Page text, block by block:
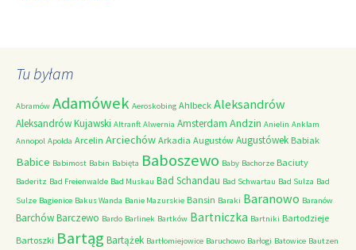
Tu byłam
Abramów Adamówek Aeroskobing Ahlbeck Aleksandrów
Aleksandrów Kujawski Altranft Alwernia Amsterdam Andzin Anielin Anklam
Annopol Apolda Arcelin Arciechów Arkadia Augustów Augustówek Babiak
Babice Babimost Babin Babięta Baboszewo Baby Bachorze Baciuty
Baderitz Bad Freienwalde Bad Muskau Bad Schandau Bad Schwartau Bad Sulza Bad
Sulze Bagienice Bakus Wanda Banie Mazurskie Bansin Baraki Baranowo Baranów
BarchówBarczewo Bardo Barlinek Bartków Bartniczka Bartniki Bartodzieje
Bartoszki Bartąg Bartążek Bartłomiejowice Baruchowo Barłogi Batowice Bautzen